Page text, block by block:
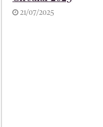
21/07/2025